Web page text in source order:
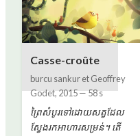
Casse-croûte
burcu sankur et Geoffrey
Godet,2015—58 s
ព្រៃសំបូរទៅដោយសត្វដែល
ស្វែងរកអាហារសម្រន់។ តើ